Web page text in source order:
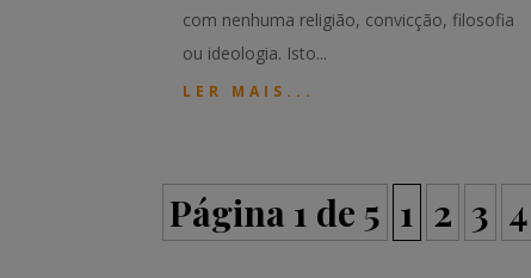
com nenhuma religião, convicção, filosofia
ou ideologia. Isto...
LER MAIS...
Página 1 de 5 1 2 3 4